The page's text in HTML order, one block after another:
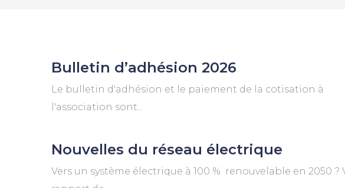
Bulletin d’adhésion 2026
Le bulletin d'adhésion et le paiement de la cotisation à
l'association sont...
Nouvelles du réseau électrique
Vers un système électrique à 100 % renouvelable en 2050 ?